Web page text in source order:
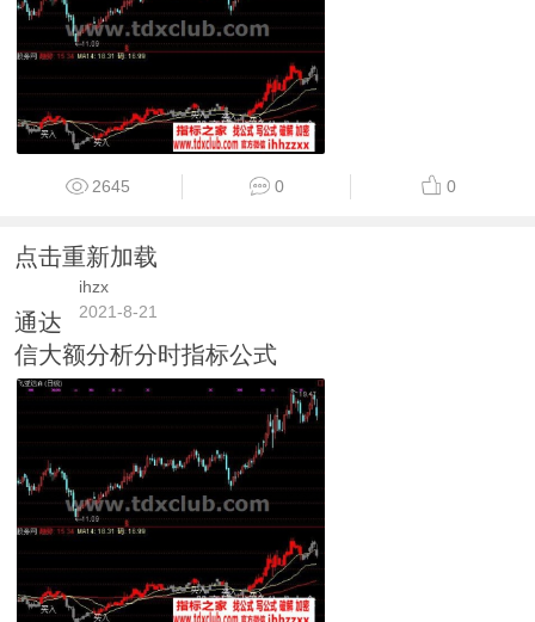
2645 0 0
点击重新加载
ihzx
2021-8-21
通达
信大额分析分时指标公式